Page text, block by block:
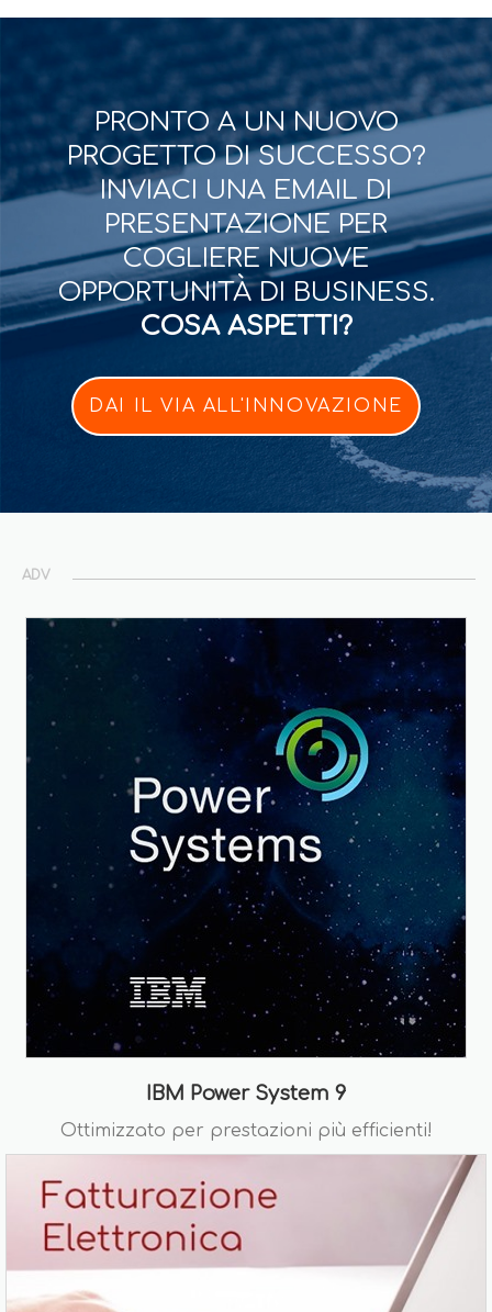
PRONTO A UN NUOVO
PROGETTO DI SUCCESSO?
INVIACI UNA EMAIL DI
PRESENTAZIONE PER
COGLIERE NUOVE
OPPORTUNITÀ DI BUSINESS.
COSA ASPETTI?
DAI IL VIA ALL'INNOVAZIONE
ADV
IBM Power System 9
Ottimizzato per prestazioni più efficienti!